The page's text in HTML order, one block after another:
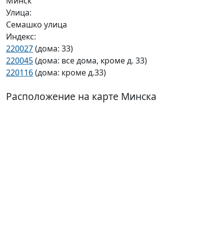
Улица:
Семашко улица
Индекс:
220027(дома: 33)
220045(дома: все дома, кроме д. 33)
220116(дома: кроме д.33)
Расположение на карте Минска